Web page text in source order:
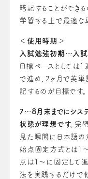
暗記することができ
学習する上で最適な
＜使用時期＞
入試勉強初期～入試
目標ペースとしては
で進め、2ヶ月で英
記するのが目標です。
7～8月末までにシス
状態が理想です。 完
見た瞬間に日本語の
始点固定方式とは1
点は1～に固定して進
法を実践するだけで